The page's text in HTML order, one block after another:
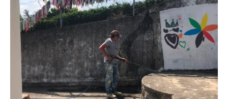
Acesso ao conteúdo online
Acesso aos conteúdos Exclusivos para
assinantes
Ofertas para assinatura anual
Escolha o plano